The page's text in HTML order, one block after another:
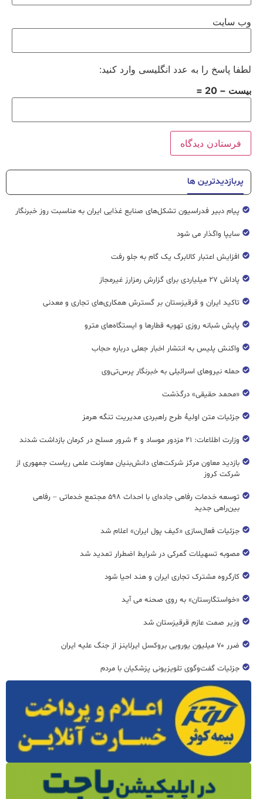
وب‌ سایت
لطفا پاسخ را به عدد انگلیسی وارد کنید:
بیست − 20 =
پربازدیدترین ها
پیام دبیر فدراسیون تشکل‌های صنایع غذایی ایران به مناسبت روز خبرنگار
سایپا واگذار می شود
افزایش اعتبار کالابرگ یک گام به جلو رفت
پاداش ۲۷ میلیاردی برای گزارش رمزارز غیرمجاز
تاکید ایران و قرقیزستان بر گسترش همکاری‌های تجاری و معدنی
پایش شبانه روزی تهویه قطار‌ها و ایستگاه‌های مترو
واکنش پلیس به انتشار اخبار جعلی درباره حجاب
حمله نیروهای اسرائیلی به خبرنگار پرس‌تی‌وی
«محمد حقیقی» درگذشت
جزئیات متن اولیۀ طرح راهبردی مدیریت تنگه هرمز
وزارت اطلاعات: ۲۱ مزدور موساد و ۴ شرور مسلح در کرمان بازداشت شدند
بازدید معاون مرکز شرکت‌های دانش‌بنیان معاونت علمی ریاست جمهوری از
شرکت کروز
توسعه خدمات رفاهی جاده‌ای با احداث ۵۹۸ مجتمع خدماتی – رفاهی
بین‌راهی جدید
جزئیات فعال‌سازی «کیف پول ایران» اعلام شد
مصوبه تسهیلات گمرکی در شرایط اضطرار تمدید شد
کارگروه مشترک تجاری ایران و هند احیا شود
«خواستگارستان» به روی صحنه می آید
وزیر صمت عازم قرقیزستان شد
ضرر ۷۰ میلیون یورویی بروکسل ایرلاینز از جنگ علیه ایران
جزئیات گفت‌وگوی تلویزیونی پزشکیان با مردم